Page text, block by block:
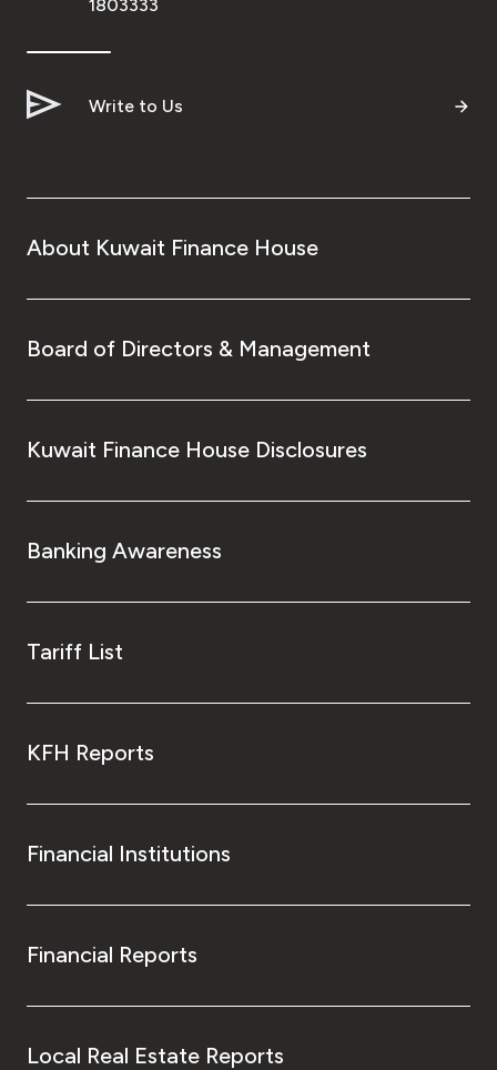
1803333
Write to Us
About Kuwait Finance House
Board of Directors & Management
Kuwait Finance House Disclosures
Banking Awareness
Tariff List
KFH Reports
Financial Institutions
Financial Reports
Local Real Estate Reports